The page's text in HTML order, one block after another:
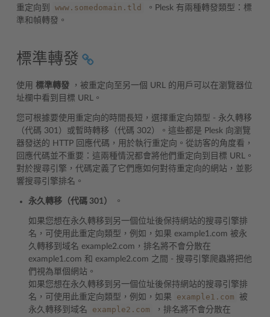
重定向到
www.somedomain.tld
。Plesk 有兩種轉發類型：標
準和幀轉發。
標準轉發
使用 標準轉發 ，被重定向至另一個 URL 的用戶可以在瀏覽器位
址欄中看到目標 URL。
您可根據要使用重定向的時間長短，選擇重定向類型 - 永久轉移
（代碼 301）或暫時轉移（代碼 302）。這些都是 Plesk 向瀏覽
器發送的 HTTP 回應代碼，用於執行重定向。從訪客的角度看，
回應代碼並不重要：這兩種情況都會將他們重定向到目標 URL。
對於搜尋引擎，代碼定義了它們應如何對待重定向的網站，並影
響搜尋引擎排名。
永久轉移（代碼 301） 。
如果您想在永久轉移到另一個位址後保持網站的搜尋引擎排
名，可使用此重定向類型，例如，如果 example1.com 被永
久轉移到域名 example2.com，排名將不會分散在
example1.com 和 example2.com 之間 - 搜尋引擎爬蟲將把他
們視為單個網站。
如果您想在永久轉移到另一個位址後保持網站的搜尋引擎排
名，可使用此重定向類型，例如，如果
example1.com
被
永久轉移到域名
example2.com ，排名將不會分散在